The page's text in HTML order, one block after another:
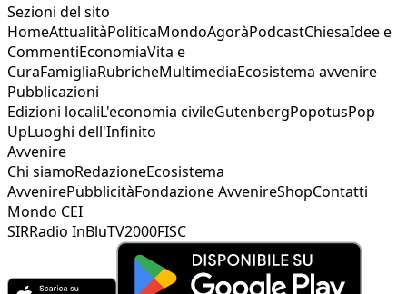
Sezioni del sito
HomeAttualitàPoliticaMondoAgoràPodcastChiesaIdee e
CommentiEconomiaVita e
CuraFamigliaRubricheMultimediaEcosistema avvenire
Pubblicazioni
Edizioni localiL'economia civileGutenbergPopotusPop
UpLuoghi dell'Infinito
Avvenire
Chi siamoRedazioneEcosistema
AvvenirePubblicitàFondazione AvvenireShopContatti
Mondo CEI
SIRRadio InBluTV2000FISC